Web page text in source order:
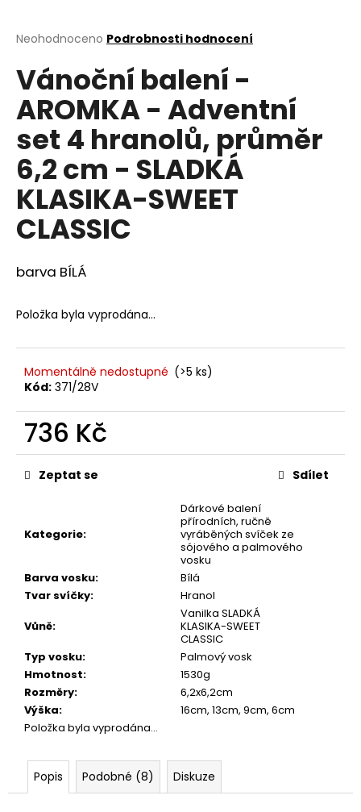
Průměrné
produktu
je
0,0
z
5
hvězdiček.
Neohodnoceno Podrobnosti hodnocení
Vánoční balení -
AROMKA - Adventní
set 4 hranolů, průměr
6,2 cm - SLADKÁ
KLASIKA-SWEET
CLASSIC
barva BÍLÁ
Položka byla vyprodána…
Momentálně nedostupné (>5 ks)
Kód: 371/28V
736 Kč
Měrná
cena:
Kategorie:
Dárkové balení
přírodních, ručně
vyráběných svíček ze
sójového a palmového
vosku
Barva vosku:
Bílá
Tvar svíčky:
Hranol
Vůně:
Vanilka SLADKÁ
KLASIKA-SWEET
CLASSIC
Typ vosku:
Palmový vosk
Hmotnost:
1530g
Rozměry:
6,2x6,2cm
Výška:
16cm, 13cm, 9cm, 6cm
Položka byla vyprodána…
Zeptat se Sdílet
Popis Podobné (8) Diskuze
j
t
?
HLEDAT
o
o
u
č
u
e
m
e
SVÍČKA
SÓJOVÁ
RECYKLOVANÉ
250
MEDUŇKA
257
Kč